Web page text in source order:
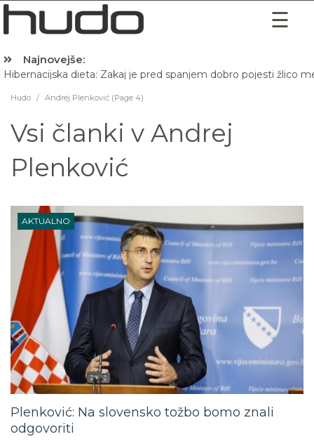
Najnovejše:
Hibernacijska dieta: Zakaj je pred spanjem dobro pojesti žlico
Hudo / Andrej Plenković (Page 4)
Vsi članki v Andrej
Plenković
AKTUALNO
Plenković: Na slovensko tožbo bomo znali
odgovoriti